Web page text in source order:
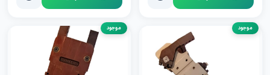
موجود موجود